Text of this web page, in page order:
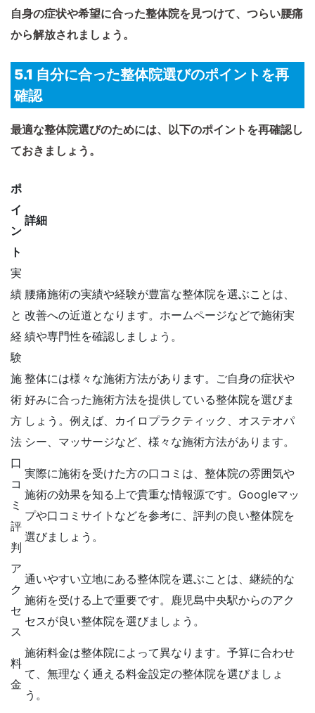
自身の症状や希望に合った整体院を見つけて、つらい腰痛
から解放されましょう。
5.1 自分に合った整体院選びのポイントを再
確認
最適な整体院選びのためには、以下のポイントを再確認し
ておきましょう。
ポ
イ
ン
ト
詳細
実
績
と
経
験
腰痛施術の実績や経験が豊富な整体院を選ぶことは、
改善への近道となります。ホームページなどで施術実
績や専門性を確認しましょう。
施
術
方
法
整体には様々な施術方法があります。ご自身の症状や
好みに合った施術方法を提供している整体院を選びま
しょう。例えば、カイロプラクティック、オステオパ
シー、マッサージなど、様々な施術方法があります。
口
コ
ミ
評
判
実際に施術を受けた方の口コミは、整体院の雰囲気や
施術の効果を知る上で貴重な情報源です。Googleマッ
プや口コミサイトなどを参考に、評判の良い整体院を
選びましょう。
ア
ク
セ
ス
通いやすい立地にある整体院を選ぶことは、継続的な
施術を受ける上で重要です。鹿児島中央駅からのアク
セスが良い整体院を選びましょう。
料
金
施術料金は整体院によって異なります。予算に合わせ
て、無理なく通える料金設定の整体院を選びましょ
う。